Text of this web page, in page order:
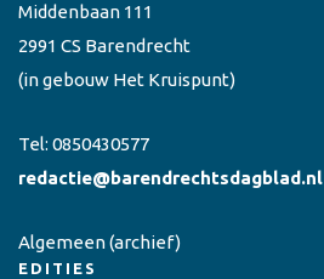
Middenbaan 111
2991 CS Barendrecht
(in gebouw Het Kruispunt)
Tel: 0850430577
redactie@barendrechtsdagblad.nl
Algemeen(archief)
EDITIES